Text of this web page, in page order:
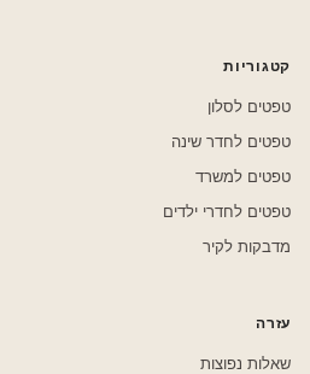
קטגוריות
טפטים לסלון
טפטים לחדר שינה
טפטים למשרד
טפטים לחדרי ילדים
מדבקות לקיר
עזרה
שאלות נפוצות